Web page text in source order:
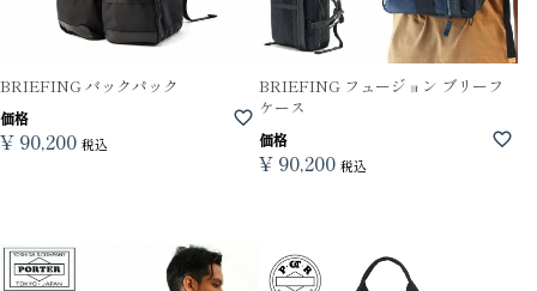
BRIEFING バックパック
価格
¥ 90,200 税込
BRIEFING フュージョン ブリーフ
ケース
価格
¥ 90,200 税込